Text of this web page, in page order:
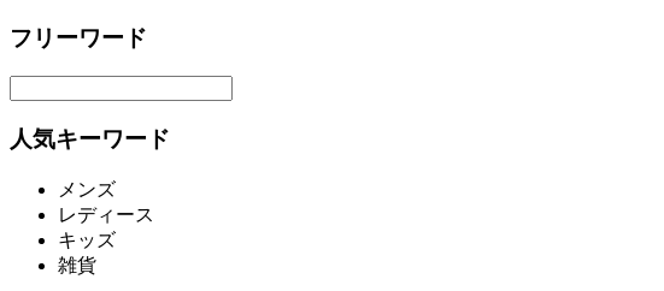
フリーワード
人気キーワード
メンズ
レディース
キッズ
雑貨